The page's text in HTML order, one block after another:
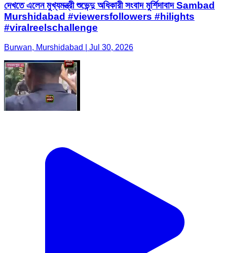
দেখতে এলেন মুখ্যমন্ত্রী শুভেন্দু অধিকারী সংবাদ মুর্শিদাবাদ Sambad
Murshidabad #viewersfollowers #hilights
#viralreelschallenge
Burwan, Murshidabad | Jul 30, 2026